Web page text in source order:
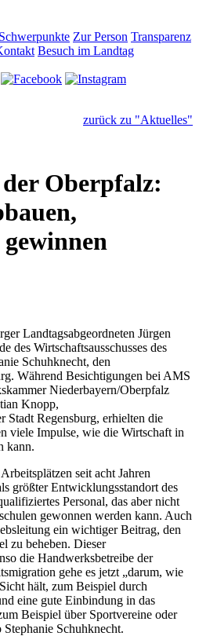
Zur Person Transparenz
Besuch im Landtag
zurück zu "Aktuelles"
Oberpfalz:
Landtagsabgeordneten Jürgen
des Wirtschaftsausschusses des
Schuhknecht, den
Während Besichtigungen bei AMS
Niederbayern/Oberpfalz
Knopp,
Stadt Regensburg, erhielten die
viele Impulse, wie die Wirtschaft in
kann.
seit acht Jahren
größter Entwicklungsstandort des
Personal, das aber nicht
gewonnen werden kann. Auch
ein wichtiger Beitrag, den
zu beheben. Dieser
die Handwerksbetreibe der
gehe es jetzt „darum, wie
hält, zum Beispiel durch
eine gute Einbindung in das
Beispiel über Sportvereine oder
Schuhknecht.